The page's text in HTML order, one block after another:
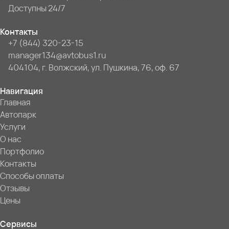
Доступны 24/7
Контакты
+7 (844) 320-23-15
manager134@avtobus1.ru
404104, г. Волжский, ул. Пушкина, 76, оф. 67
Навигация
Главная
Автопарк
Услуги
О нас
Портфолио
Контакты
Способы оплаты
Отзывы
Цены
Сервисы